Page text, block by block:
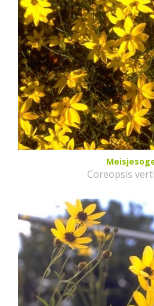
Coreopsis